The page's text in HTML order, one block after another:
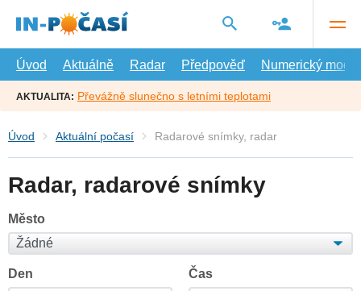
hlavní
Úvod
Aktuálně Radar Předpověď Numerický model
AKTUALITA: Převážně slunečno s letními teplotami
Úvod Aktuální počasí Radarové snímky, radar
Radar, radarové snímky
Město
Den Čas